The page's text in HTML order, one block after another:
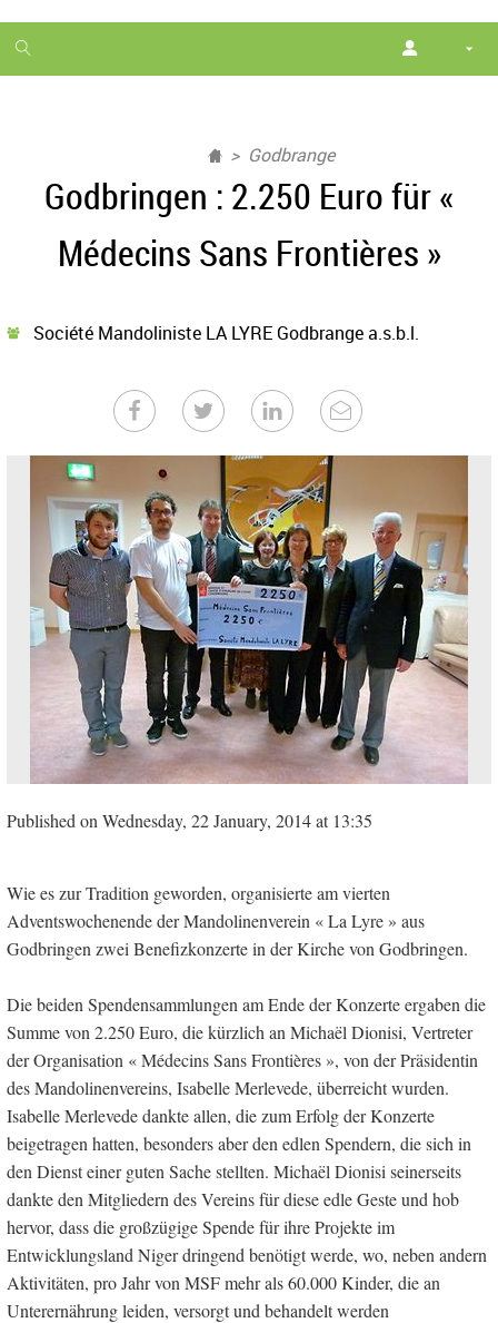
1
month
Godbrange
Godbringen : 2.250 Euro für «
Médecins Sans Frontières »
Société Mandoliniste LA LYRE Godbrange a.s.b.l.
Published on Wednesday, 22 January, 2014 at 13:35
Wie es zur Tradition geworden, organisierte am vierten
Adventswochenende der Mandolinenverein « La Lyre » aus
Godbringen zwei Benefizkonzerte in der Kirche von Godbringen.
Die beiden Spendensammlungen am Ende der Konzerte ergaben die
Summe von 2.250 Euro, die kürzlich an Michaël Dionisi, Vertreter
der Organisation « Médecins Sans Frontières », von der Präsidentin
des Mandolinenvereins, Isabelle Merlevede, überreicht wurden.
Isabelle Merlevede dankte allen, die zum Erfolg der Konzerte
beigetragen hatten, besonders aber den edlen Spendern, die sich in
den Dienst einer guten Sache stellten. Michaël Dionisi seinerseits
dankte den Mitgliedern des Vereins für diese edle Geste und hob
hervor, dass die großzügige Spende für ihre Projekte im
Entwicklungsland Niger dringend benötigt werde, wo, neben andern
Aktivitäten, pro Jahr von MSF mehr als 60.000 Kinder, die an
Unterernährung leiden, versorgt und behandelt werden